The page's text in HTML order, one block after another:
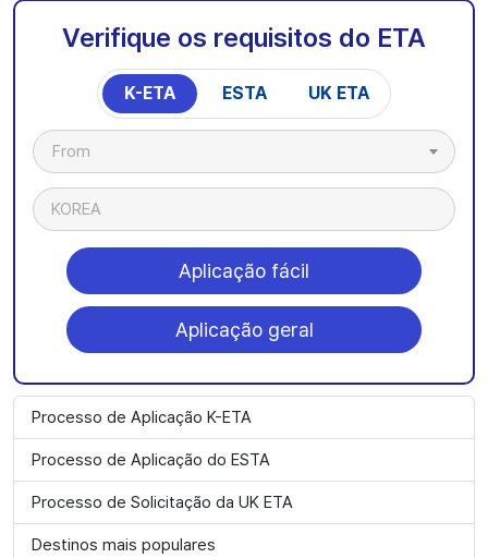
Verifique os requisitos do ETA
K-ETA ESTA UK ETA
From
KOREA
Aplicação fácil
Aplicação geral
Processo de Aplicação K-ETA
Processo de Aplicação do ESTA
Processo de Solicitação da UK ETA
Destinos mais populares